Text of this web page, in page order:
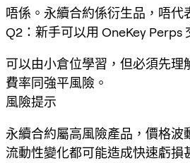
唔係。永續合約係衍生品，唔代
Q2：新手可以用 OneKey Perps
可以由小倉位學習，但必須先理
費率同強平風險。
風險提示
永續合約屬高風險產品，價格波
流動性變化都可能造成快速虧損